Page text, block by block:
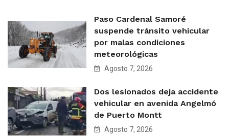
Paso Cardenal Samoré
suspende tránsito vehicular
por malas condiciones
meteorológicas
Agosto 7, 2026
Dos lesionados deja accidente
vehicular en avenida Angelmó
de Puerto Montt
Agosto 7, 2026